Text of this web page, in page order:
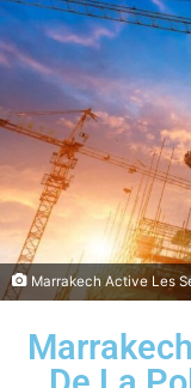
Marrakech Active Les